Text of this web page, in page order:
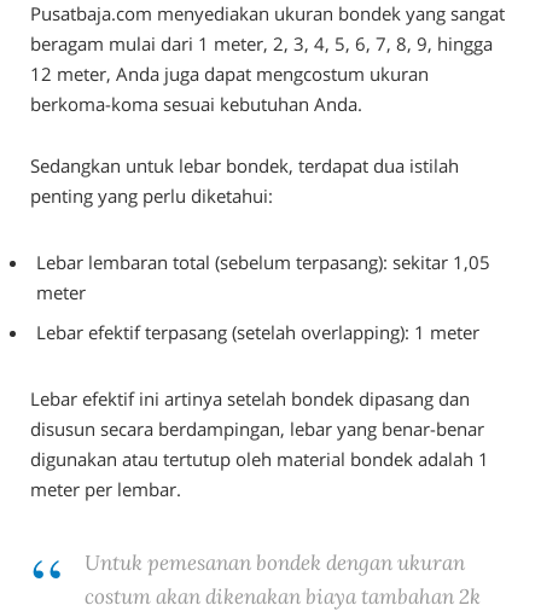
Pusatbaja.com menyediakan ukuran bondek yang sangat
beragam mulai dari 1 meter, 2, 3, 4, 5, 6, 7, 8, 9, hingga
12 meter, Anda juga dapat mengcostum ukuran
berkoma-koma sesuai kebutuhan Anda.
Sedangkan untuk lebar bondek, terdapat dua istilah
penting yang perlu diketahui:
Lebar lembaran total (sebelum terpasang): sekitar 1,05
meter
Lebar efektif terpasang (setelah overlapping): 1 meter
Lebar efektif ini artinya setelah bondek dipasang dan
disusun secara berdampingan, lebar yang benar-benar
digunakan atau tertutup oleh material bondek adalah 1
meter per lembar.
Untuk pemesanan bondek dengan ukuran
costum akan dikenakan biaya tambahan 2k